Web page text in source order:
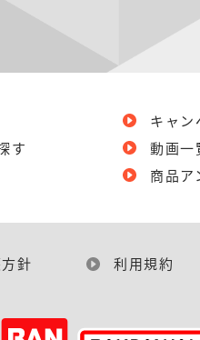
す
キャン
動画一
商品ア
針 利用規約